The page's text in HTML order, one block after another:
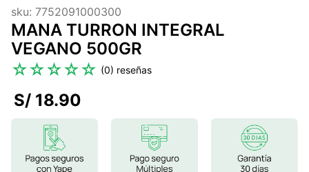
3.
colageno
4.
kefir
5 .
glicinato magnesio
stevia
9.
ashwagandha
sku: 7752091000300
MANA TURRON INTEGRAL
VEGANO 500GR
☆☆☆☆☆ (0)
S/ 18.90